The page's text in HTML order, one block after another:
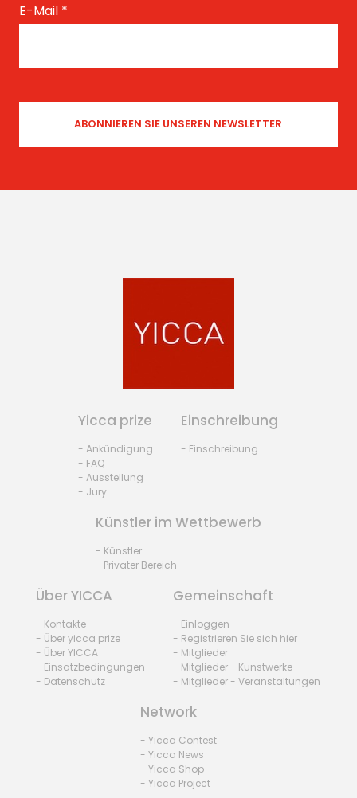
E-Mail *
Yicca prize
- Ankündigung
- FAQ
- Ausstellung
- Jury
Einschreibung
- Einschreibung
Künstler im Wettbewerb
- Künstler
- Privater Bereich
Über YICCA
- Kontakte
- Über yicca prize
- Über YICCA
- Einsatzbedingungen
- Datenschutz
Gemeinschaft
- Einloggen
- Registrieren Sie sich hier
- Mitglieder
- Mitglieder - Kunstwerke
- Mitglieder - Veranstaltungen
Network
- Yicca Contest
- Yicca News
- Yicca Shop
- Yicca Project